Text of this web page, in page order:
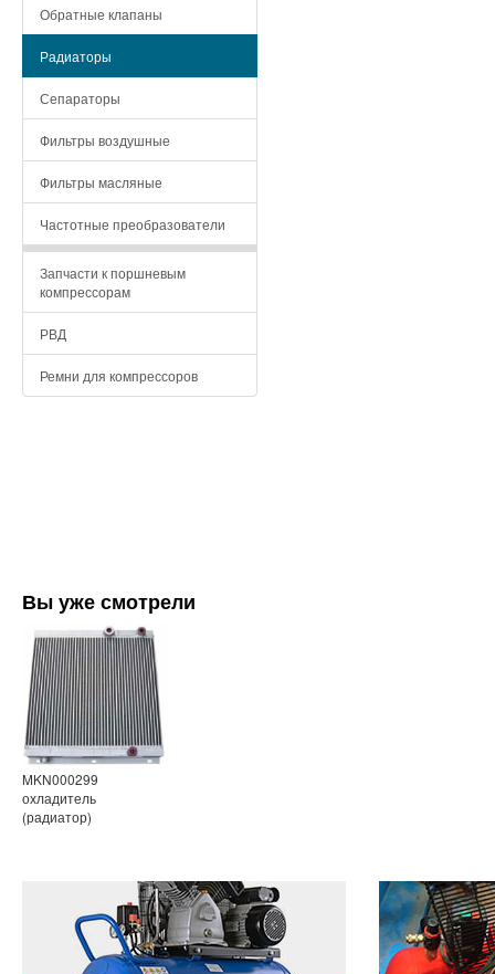
Обратные клапаны
Радиаторы
Сепараторы
Фильтры воздушные
Фильтры масляные
Частотные преобразователи
Запчасти к поршневым
компрессорам
РВД
Ремни для компрессоров
Вы уже смотрели
MKN000299
охладитель
(радиатор)